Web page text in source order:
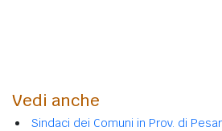
Vedi anche
Sindaci dei Comuni in Prov. di